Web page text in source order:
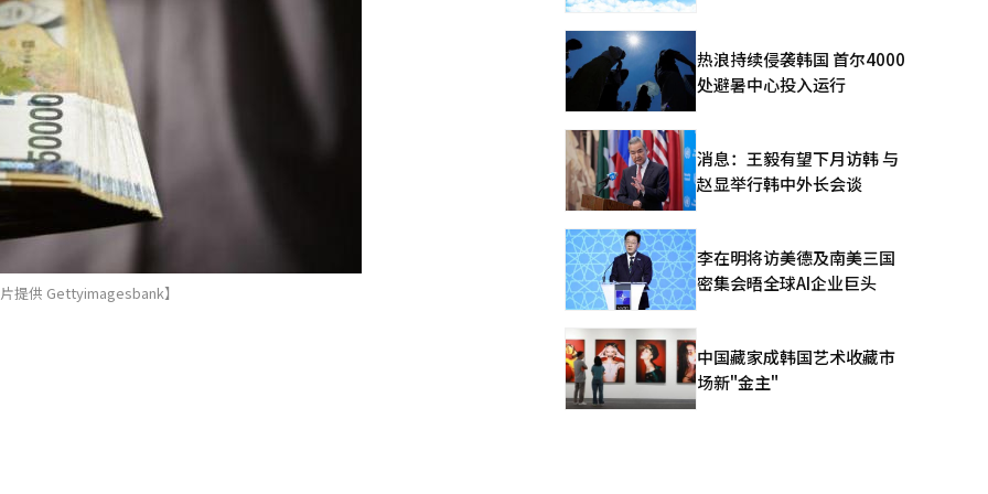
提供 Gettyimagesbank】
热浪持续侵袭韩国 首尔4000
处避暑中心投入运行
消息：王毅有望下月访韩 与
赵显举行韩中外长会谈
李在明将访美德及南美三国
密集会晤全球AI企业巨头
中国藏家成韩国艺术收藏市
场新"金主"